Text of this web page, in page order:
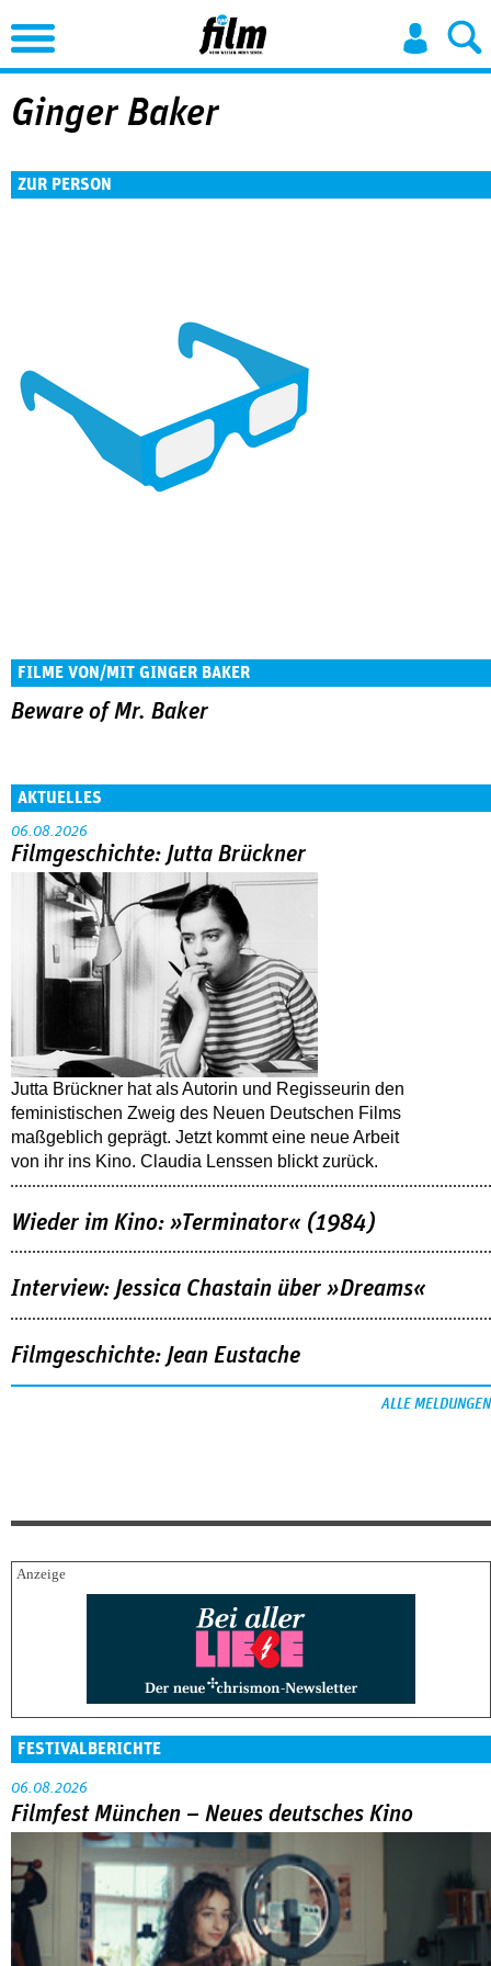
Jump to Navigation
Ginger Baker
ZUR PERSON
FILME VON/MIT GINGER BAKER
Beware of Mr. Baker
AKTUELLES
06.08.2026
Filmgeschichte: Jutta Brückner
Jutta Brückner hat als Autorin und Regisseurin den
feministischen Zweig des Neuen Deutschen Films
maßgeblich geprägt. Jetzt kommt eine neue Arbeit
von ihr ins Kino. Claudia Lenssen blickt zurück.
Wieder im Kino: »Terminator« (1984)
Interview: Jessica Chastain über »Dreams«
Filmgeschichte: Jean Eustache
ALLE MELDUNGEN
FESTIVALBERICHTE
06.08.2026
Filmfest München – Neues deutsches Kino